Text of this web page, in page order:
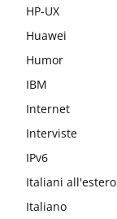
HP-UX
Huawei
Humor
IBM
Internet
Interviste
IPv6
Italiani all'estero
Italiano